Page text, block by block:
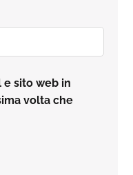
e sito web in
volta che